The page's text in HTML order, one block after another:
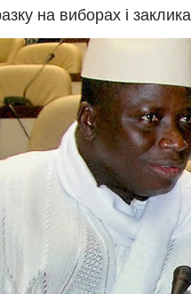
на виборах і